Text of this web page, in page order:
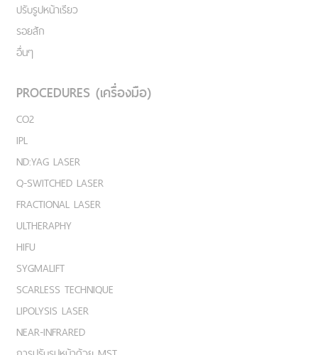
ปรับรูปหน้าเรียว
รอยสัก
อื่นๆ
PROCEDURES (เครื่องมือ)
CO2
IPL
ND:YAG LASER
Q-SWITCHED LASER
FRACTIONAL LASER
ULTHERAPHY
HIFU
SYGMALIFT
SCARLESS TECHNIQUE
LIPOLYSIS LASER
NEAR-INFRARED